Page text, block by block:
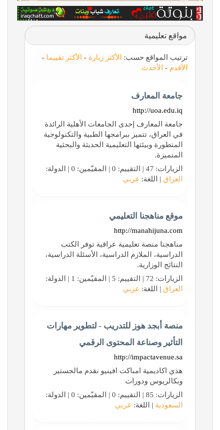
مواقع تعليمية
ترتيب المواقع حسب: الأكثر زيارة - الأكثر تقييما -
الأقدم - الأحدث
جامعة المعارف
http://uoa.edu.iq
جامعة المعارف إحدى الجامعات الأهلية الرائدة
في العراق، تتميز ببرامجها الطبية والتكنولوجية
المتطورة وبيئتها التعليمية الحديثة والبحثية
المتميزة.
الزيارات: 47 | التقييم: 0 | المقيّمين: 0 | الدولة:
العراق | اللغة: عربي
موقع مناهجنا التعليمي
http://manahijuna.com
مناهجنا منصة تعليمية عراقية توفر الكتب
الدراسية، الملازم الدراسية، الأسئلة الدراسية،
النتائج الوزارية.
الزيارات: 72 | التقييم: 5 | المقيّمين: 1 | الدولة:
العراق | اللغة: عربي
منصة أبجد هوز للتدريب - لتطوير مهارات
التأثير وصناعة المحتوى الرقمي
http://impactavenue.sa
هذي اكاديمية امباكت افينيو نقدم مالجستير
وبكالريوس ودورات
الزيارات: 85 | التقييم: 0 | المقيّمين: 0 | الدولة:
السعودية | اللغة: عربي